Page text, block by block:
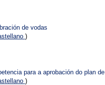
de vodas
)
para a aprobación do plan
)